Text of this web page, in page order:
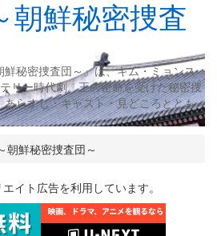
朝鮮秘密捜査
秘密捜査団～』は、キム・ミョンス
リー時代劇。王の密命を受けた秘密捜
らすじ・キャスト・見どころととも
朝鮮秘密捜査団～
イト広告を利用しています。